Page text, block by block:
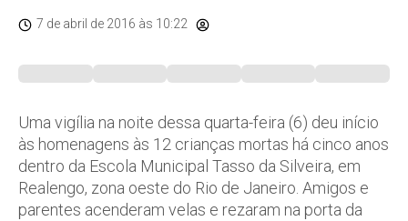
7 de abril de 2016 às 10:22
Uma vigília na noite dessa quarta-feira (6) deu início
às homenagens às 12 crianças mortas há cinco anos
dentro da Escola Municipal Tasso da Silveira, em
Realengo, zona oeste do Rio de Janeiro. Amigos e
parentes acenderam velas e rezaram na porta da